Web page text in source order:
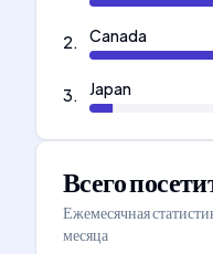
2. Canada
3. Japan
Всего
Ежемесячная
месяца